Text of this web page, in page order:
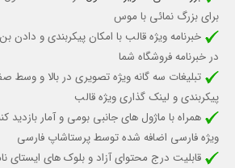
برای بزرگ نمائی با موس
خبرنامه ویژه قالب با امکان پیکربندی و
در خبرنامه فروشگاه شما
تبلیغات سه گانه ویژه تصویری در بالا و وسط
پیکربندی و لینک گذاری ویژه قالب
همراه با ماژول های جانبی بومی و آمار بازدید
ویژه فارسی اضافه شده توسط پرستاشاپ فارسی
قابلیت درج محتوای آزاد و بلوک های